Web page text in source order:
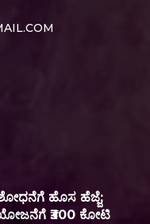
ಹೊಸ ಹೆಜ್ಜೆ;
ಯೋಜನೆಗೆ ₹300 ಕೋಟಿ